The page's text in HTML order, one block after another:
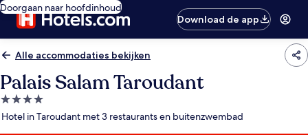
Doorgaan naar hoofdinhoud
Download de app
Alle accommodaties bekijken
Palais Salam Taroudant
4.0-
sterrenaccommodatie
Hotel in Taroudant met 3 restaurants en buitenzwembad